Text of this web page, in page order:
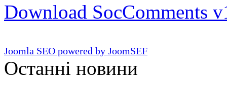
Download SocComments
Joomla SEO powered by JoomSEF
Останні новини